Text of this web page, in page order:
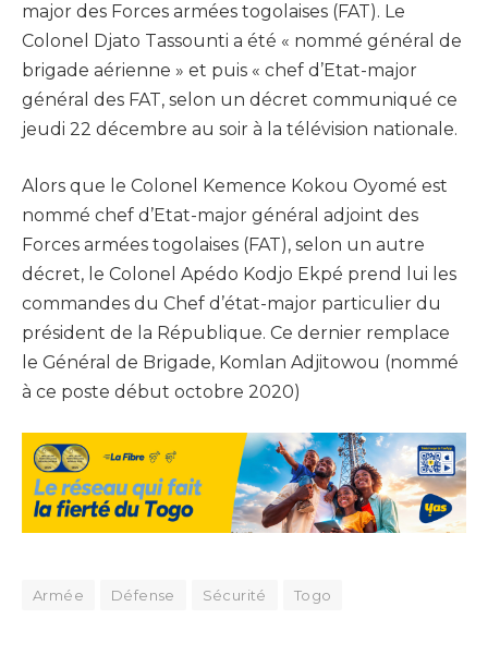
major des Forces armées togolaises (FAT). Le
Colonel Djato Tassounti a été « nommé général de
brigade aérienne » et puis « chef d’Etat-major
général des FAT, selon un décret communiqué ce
jeudi 22 décembre au soir à la télévision nationale.
Alors que le Colonel Kemence Kokou Oyomé est
nommé chef d’Etat-major général adjoint des
Forces armées togolaises (FAT), selon un autre
décret, le Colonel Apédo Kodjo Ekpé prend lui les
commandes du Chef d’état-major particulier du
président de la République. Ce dernier remplace
le Général de Brigade, Komlan Adjitowou (nommé
à ce poste début octobre 2020)
Armée Défense Sécurité Togo